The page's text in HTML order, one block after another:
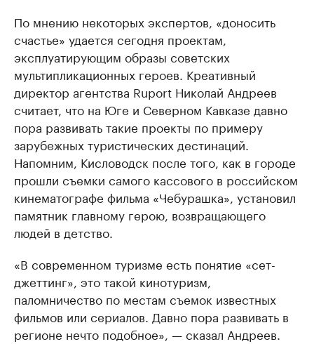
По мнению некоторых экспертов, «доносить
счастье» удается сегодня проектам,
эксплуатирующим образы советских
мультипликационных героев. Креативный
директор агентства Ruport Николай Андреев
считает, что на Юге и Северном Кавказе давно
пора развивать такие проекты по примеру
зарубежных туристических дестинаций.
Напомним, Кисловодск после того, как в городе
прошли съемки самого кассового в российском
кинематографе фильма «Чебурашка», установил
памятник главному герою, возвращающего
людей в детство.
«В современном туризме есть понятие «сет-
джеттинг», это такой кинотуризм,
паломничество по местам съемок известных
фильмов или сериалов. Давно пора развивать в
регионе нечто подобное», — сказал Андреев.